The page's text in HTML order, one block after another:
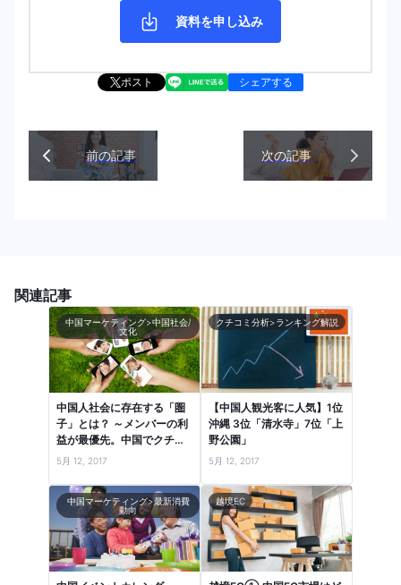
資料を申し込み
ポスト シェアする
前の記事 次の記事
関連記事
中国マーケティング>中国社会/
文化
中国人社会に存在する「圏
子」とは？ ～メンバーの利
益が最優先。中国でクチコ
ミが共有される社会的背景
5月 12, 2017
クチコミ分析>ランキング解説
【中国人観光客に人気】1位
沖縄 3位「清水寺」7位「上
野公園」
5月 12, 2017
中国マーケティング>最新消費
動向
越境EC